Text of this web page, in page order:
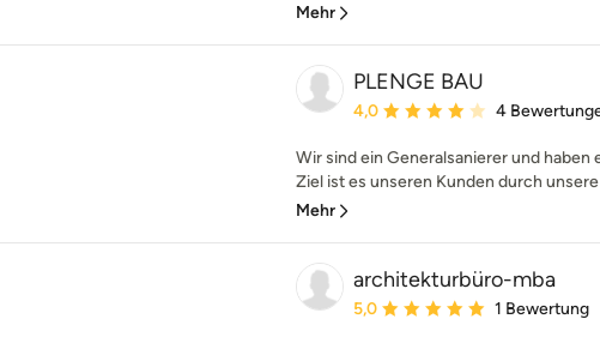
Mehr
PLENGE BAU
Durchschnittliche Bewertung: 4
4,0 4
Wir sind ein Generalsanierer und haben
Ziel ist es unseren Kunden durch unsere
Mehr
architekturbüro-mba
Durchschnittliche Bewertung: 5
5,0 1 Bewertung